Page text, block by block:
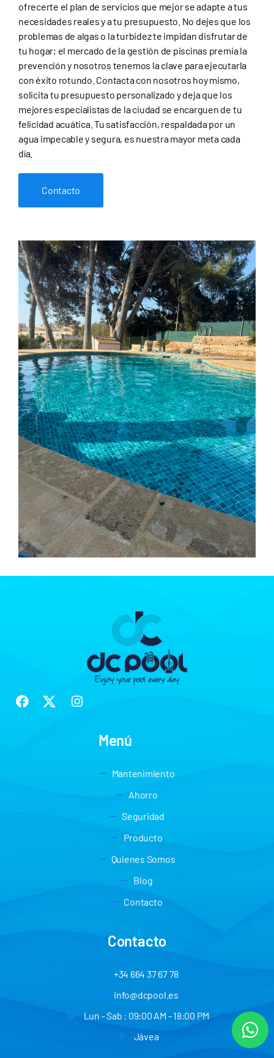
ofrecerte el plan de servicios que mejor se adapte a tus
necesidades reales y a tu presupuesto. No dejes que los
problemas de algas o la turbidez te impidan disfrutar de
tu hogar; el mercado de la gestión de piscinas premia la
prevención y nosotros tenemos la clave para ejecutarla
con éxito rotundo. Contacta con nosotros hoy mismo,
solicita tu presupuesto personalizado y deja que los
mejores especialistas de la ciudad se encarguen de tu
felicidad acuática. Tu satisfacción, respaldada por un
agua impecable y segura, es nuestra mayor meta cada
día.
Contacto
Menú
Mantenimiento
Ahorro
Seguridad
Producto
Quienes Somos
Blog
Contacto
Contacto
+34 664 37 67 78
info@dcpool.es
Lun - Sab : 09:00 AM - 18:00 PM
Jávea